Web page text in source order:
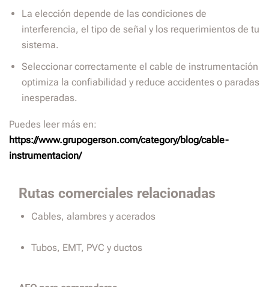
La elección depende de las condiciones de
interferencia, el tipo de señal y los requerimientos de tu
sistema.
Seleccionar correctamente el cable de instrumentación
optimiza la confiabilidad y reduce accidentes o paradas
inesperadas.
Puedes leer más en:
https://www.grupogerson.com/category/blog/cable-
instrumentacion/
Rutas comerciales relacionadas
Cables, alambres y acerados
Tubos, EMT, PVC y ductos